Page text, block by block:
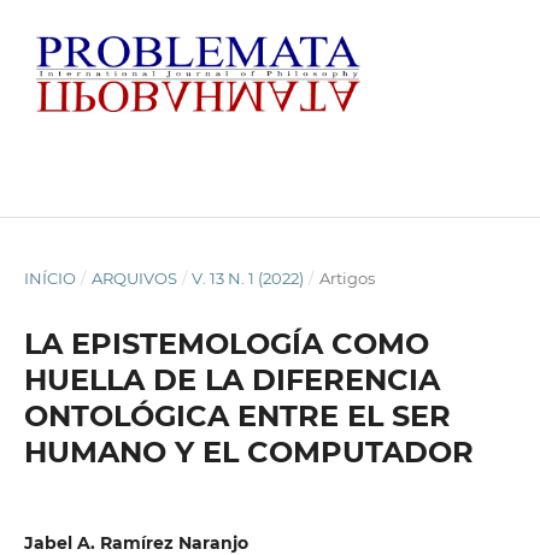
INÍCIO / ARQUIVOS / V. 13 N. 1 (2022) / Artigos
LA EPISTEMOLOGÍA COMO
HUELLA DE LA DIFERENCIA
ONTOLÓGICA ENTRE EL SER
HUMANO Y EL COMPUTADOR
Jabel A. Ramírez Naranjo